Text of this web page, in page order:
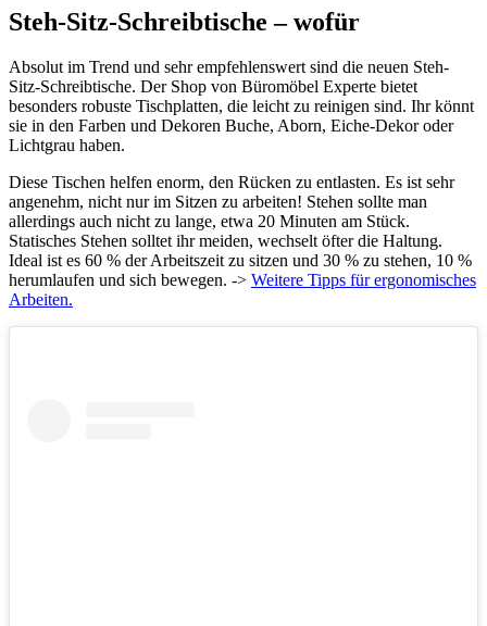
Steh-Sitz-Schreibtische – wofür
Absolut im Trend und sehr empfehlenswert sind die neuen Steh-
Sitz-Schreibtische. Der Shop von Büromöbel Experte bietet
besonders robuste Tischplatten, die leicht zu reinigen sind. Ihr könnt
sie in den Farben und Dekoren Buche, Aborn, Eiche-Dekor oder
Lichtgrau haben.
Diese Tischen helfen enorm, den Rücken zu entlasten. Es ist sehr
angenehm, nicht nur im Sitzen zu arbeiten! Stehen sollte man
allerdings auch nicht zu lange, etwa 20 Minuten am Stück.
Statisches Stehen solltet ihr meiden, wechselt öfter die Haltung.
Ideal ist es 60 % der Arbeitszeit zu sitzen und 30 % zu stehen, 10 %
herumlaufen und sich bewegen. -> Weitere Tipps für ergonomisches
Arbeiten.